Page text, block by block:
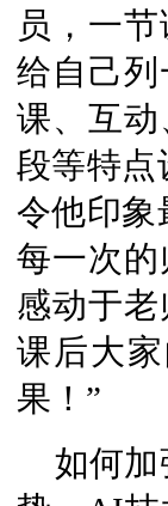
员，一
给自己
课、互
段等特点
令他印象
每一次
感动于
课后大
果！”
如何